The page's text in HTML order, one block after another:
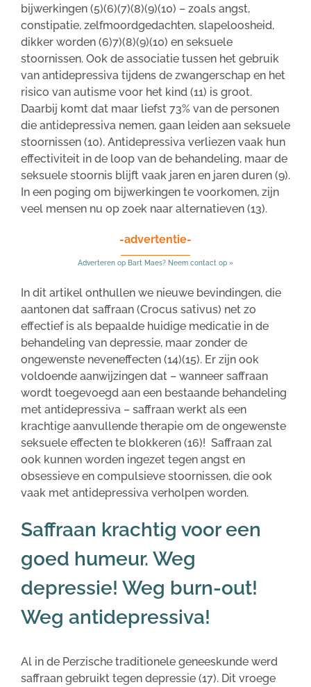
bijwerkingen (5)(6)(7)(8)(9)(10) – zoals angst,
constipatie, zelfmoordgedachten, slapeloosheid,
dikker worden (6)7)(8)(9)(10) en seksuele
stoornissen. Ook de associatie tussen het gebruik
van antidepressiva tijdens de zwangerschap en het
risico van autisme voor het kind (11) is groot.
Daarbij komt dat maar liefst 73% van de personen
die antidepressiva nemen, gaan leiden aan seksuele
stoornissen (10). Antidepressiva verliezen vaak hun
effectiviteit in de loop van de behandeling, maar de
seksuele stoornis blijft vaak jaren en jaren duren (9).
In een poging om bijwerkingen te voorkomen, zijn
veel mensen nu op zoek naar alternatieven (13).
-advertentie-
Adverteren op Bart Maes? Neem contact op »
In dit artikel onthullen we nieuwe bevindingen, die
aantonen dat saffraan (Crocus sativus) net zo
effectief is als bepaalde huidige medicatie in de
behandeling van depressie, maar zonder de
ongewenste neveneffecten (14)(15). Er zijn ook
voldoende aanwijzingen dat – wanneer saffraan
wordt toegevoegd aan een bestaande behandeling
met antidepressiva – saffraan werkt als een
krachtige aanvullende therapie om de ongewenste
seksuele effecten te blokkeren (16)! Saffraan zal
ook kunnen worden ingezet tegen angst en
obsessieve en compulsieve stoornissen, die ook
vaak met antidepressiva verholpen worden.
Saffraan krachtig voor een
goed humeur. Weg
depressie! Weg burn-out!
Weg antidepressiva!
Al in de Perzische traditionele geneeskunde werd
saffraan gebruikt tegen depressie (17). Dit vroege